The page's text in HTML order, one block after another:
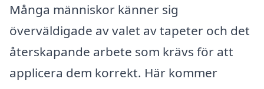
Många människor känner sig
överväldigade av valet av tapeter och det
återskapande arbete som krävs för att
applicera dem korrekt. Här kommer